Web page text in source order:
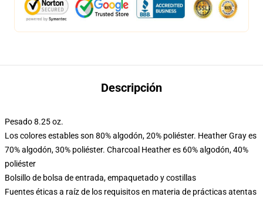
Descripción
Pesado 8.25 oz.
Los colores estables son 80% algodón, 20% poliéster. Heather Gray es
70% algodón, 30% poliéster. Charcoal Heather es 60% algodón, 40%
poliéster
Bolsillo de bolsa de entrada, empaquetado y costillas
Fuentes éticas a raíz de los requisitos en materia de prácticas atentas